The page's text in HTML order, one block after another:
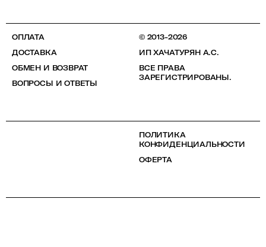
ОПЛАТА
ДОСТАВКА
ОБМЕН И ВОЗВРАТ
ВОПРОСЫ И ОТВЕТЫ
© 2013-2026
ИП ХАЧАТУРЯН А.С.
ВСЕ ПРАВА
ЗАРЕГИСТРИРОВАНЫ.
ПОЛИТИКА
КОНФИДЕНЦИАЛЬНОСТИ
ОФЕРТА